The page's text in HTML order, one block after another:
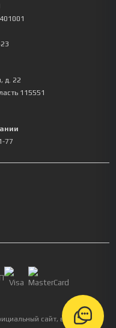
д. 22
115551
77
сайт, все права